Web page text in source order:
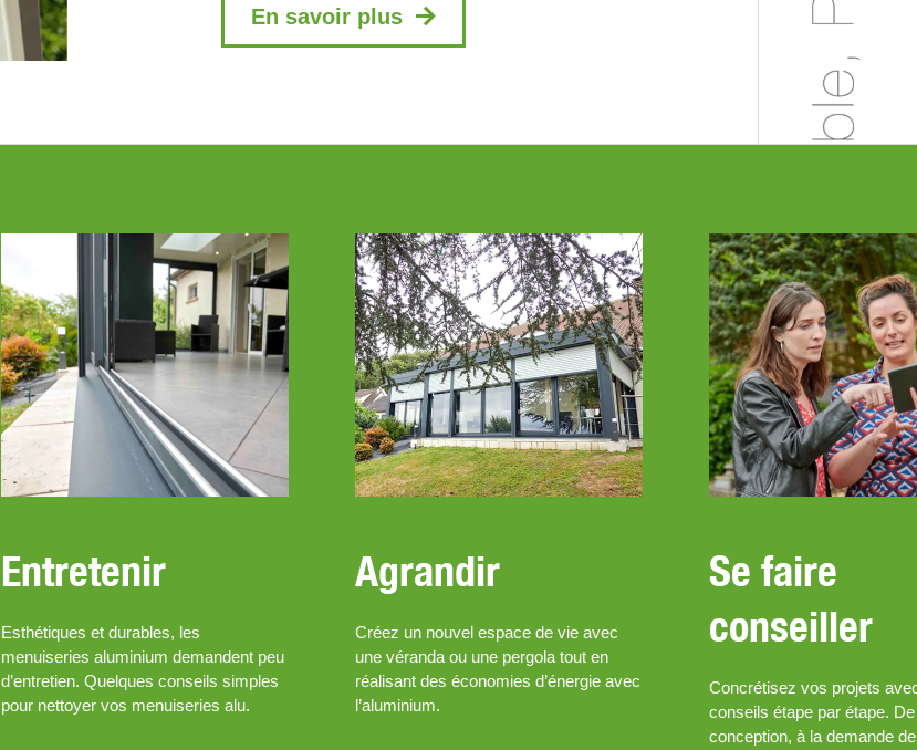
En savoir plus
Entretenir
Esthétiques et durables, les
menuiseries aluminium demandent peu
d’entretien. Quelques conseils simples
pour nettoyer vos menuiseries alu.
Agrandir
Créez un nouvel espace de vie avec
une véranda ou une pergola tout en
réalisant des économies d’énergie avec
l’aluminium.
Se faire
conseiller
Concrétisez vos projets
conseils étape par étape.
conception, à la demande